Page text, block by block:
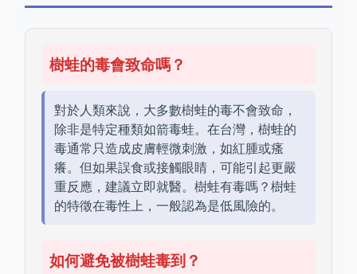
樹蛙的毒會致命嗎？
對於人類來說，大多數樹蛙的毒不會致命，
除非是特定種類如箭毒蛙。在台灣，樹蛙的
毒通常只造成皮膚輕微刺激，如紅腫或瘙
癢。但如果誤食或接觸眼睛，可能引起更嚴
重反應，建議立即就醫。樹蛙有毒嗎？樹蛙
的特徵在毒性上，一般認為是低風險的。
如何避免被樹蛙毒到？